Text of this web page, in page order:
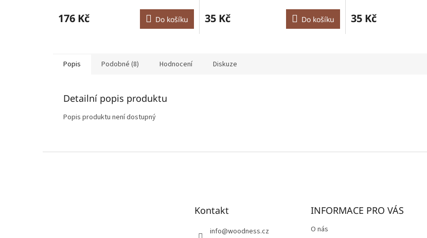
produktu
je
hvězdiček.
176 Kč Do košíku 35 Kč Do košíku 35 Kč
Popis Podobné (8) Hodnocení Diskuze
Detailní popis produktu
Popis produktu není dostupný
Kontakt
info@woodness.cz
INFORMACE PRO VÁS
O nás